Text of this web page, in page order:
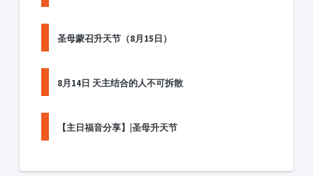
圣母蒙召升天节（8月15日）
8月14日 天主结合的人不可拆散
【主日福音分享】|圣母升天节